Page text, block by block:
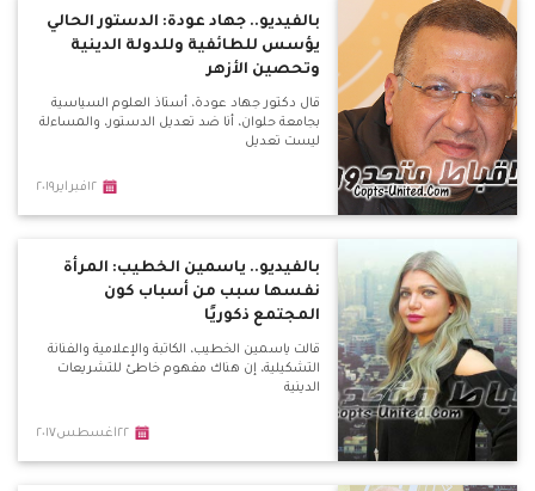
بالفيديو.. جهاد عودة: الدستور الحالي
يؤسس للطائفية وللدولة الدينية
وتحصين الأزهر
قال دكتور جهاد عودة، أستاذ العلوم السياسية
بجامعة حلوان، أنا ضد تعديل الدستور، والمساءلة
ليست تعديل
١٢فبراير٢٠١٩
بالفيديو.. ياسمين الخطيب: المرأة
نفسها سبب من أسباب كون
المجتمع ذكوريًا
قالت ياسمين الخطيب، الكاتبة والإعلامية والفنانة
التشكيلية، إن هناك مفهوم خاطئ للتشريعات
الدينية
٢٢اغسطس٢٠١٧